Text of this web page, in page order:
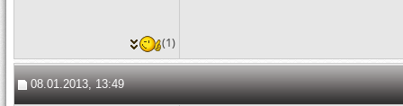
(1)
08.01.2013, 13:49